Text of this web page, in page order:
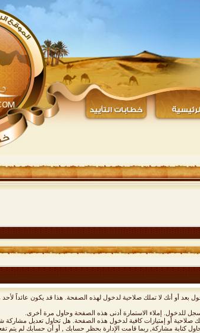
بعد أو أنك لا تملك صلاحية لدخول لهذه الصفحة. هذا قد يكون عائداً لأحد
للدخول. إملاء الاستمارة أدنى هذه الصفحة وحاول مرة أخرى.
صلاحية أو إمتيازات كافية لدخول هذه الصفحة. هل تحاول تعديل
كتابة مشاركة, ربما قامت الإدارة بحظر حسابك , أو أن حسابك لم يتم